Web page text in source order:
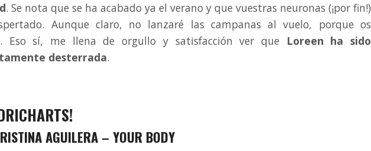
. Se nota que se ha acabado ya el verano y que vuestras neuronas (¡por fin!)
Aunque claro, no lanzaré las campanas al vuelo, porque os
Eso sí, me llena de orgullo y satisfacción ver que Loreen ha sido
desterrada.
AGUILERA – YOUR BODY